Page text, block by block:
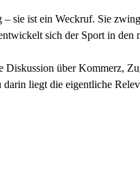
sie ist ein Weckruf. Sie
sich der Sport in den
Diskussion über Kommerz,
liegt die eigentliche